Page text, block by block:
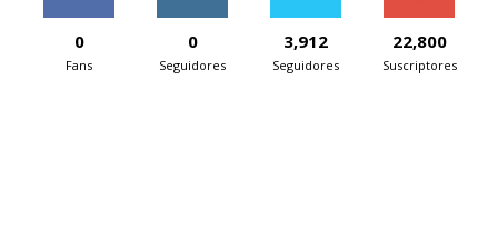
0
Fans
0
Seguidores
3,912
Seguidores
22,800
Suscriptores